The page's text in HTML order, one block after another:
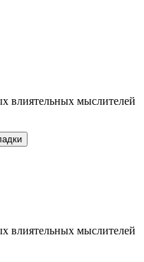
влиятельных мыслителей
влиятельных мыслителей